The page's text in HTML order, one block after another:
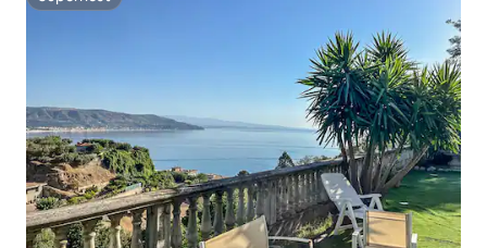
Superhost